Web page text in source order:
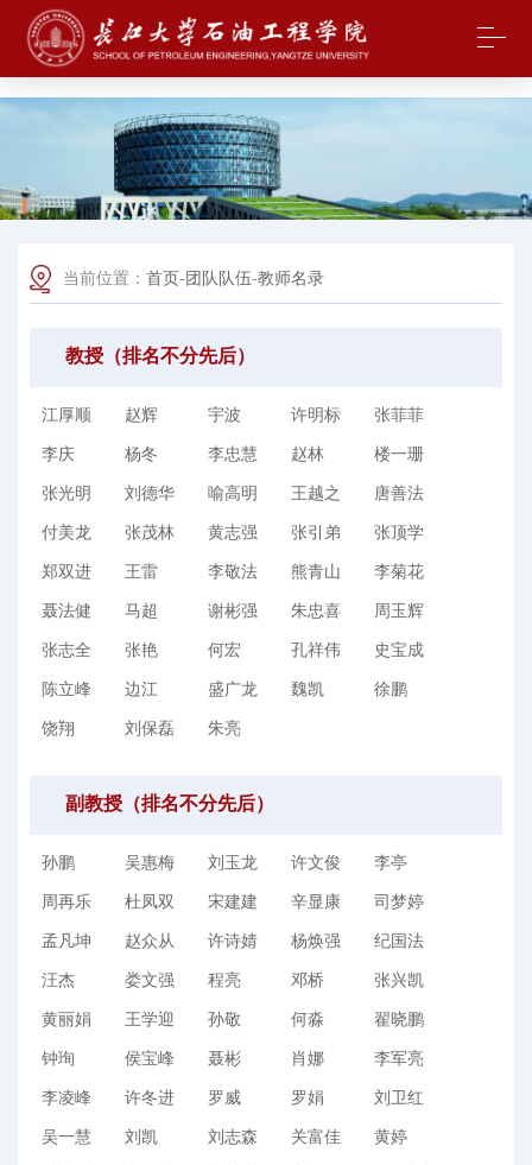
当前位置： 首页- 团队队伍-教师名录
教授（排名不分先后）
江厚顺 赵辉 宇波 许明标 张菲菲
李庆 杨冬 李忠慧 赵林 楼一珊
张光明 刘德华 喻高明 王越之 唐善法
付美龙 张茂林 黄志强 张引弟 张顶学
郑双进 王雷 李敬法 熊青山 李菊花
聂法健 马超 谢彬强 朱忠喜 周玉辉
张志全 张艳 何宏 孔祥伟 史宝成
陈立峰 边江 盛广龙 魏凯 徐鹏
饶翔 刘保磊 朱亮
副教授（排名不分先后）
孙鹏 吴惠梅 刘玉龙 许文俊 李亭
周再乐 杜凤双 宋建建 辛显康 司梦婷
孟凡坤 赵众从 许诗婧 杨焕强 纪国法
汪杰 娄文强 程亮 邓桥 张兴凯
黄丽娟 王学迎 孙敬 何淼 翟晓鹏
钟珣 侯宝峰 聂彬 肖娜 李军亮
李凌峰 许冬进 罗威 罗娟 刘卫红
吴一慧 刘凯 刘志森 关富佳 黄婷